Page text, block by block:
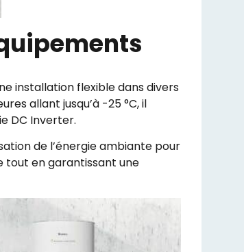
installation flexible dans divers
allant jusqu’à -25 °C, il
DC Inverter.
de l’énergie ambiante pour
tout en garantissant une